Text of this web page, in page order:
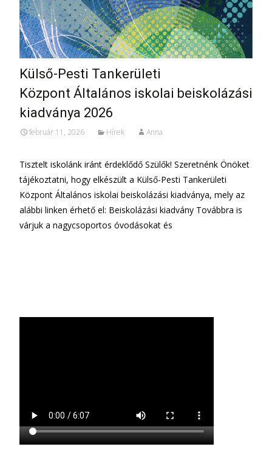
Külső-Pesti Tankerületi
Központ Általános iskolai beiskolázási
kiadványa 2026
február 11, 2026 Hírek Anna
Tisztelt iskolánk iránt érdeklődő Szülők! Szeretnénk Önöket
tájékoztatni, hogy elkészült a Külső-Pesti Tankerületi
Központ Általános iskolai beiskolázási kiadványa, mely az
alábbi linken érhető el: Beiskolázási kiadvány Továbbra is
várjuk a nagycsoportos óvodásokat és